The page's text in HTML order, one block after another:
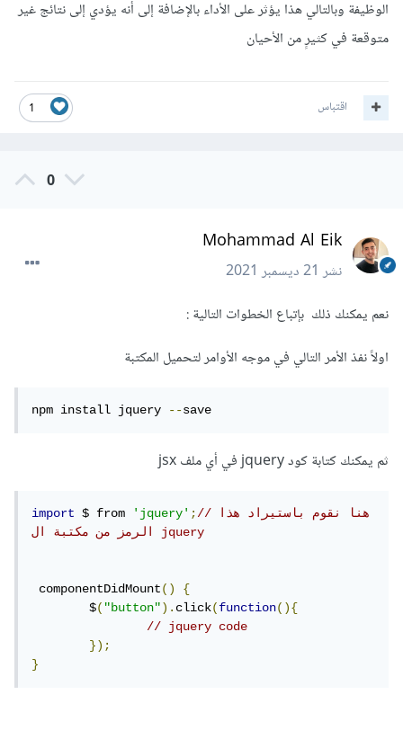
الوظيفة وبالتالي هذا يؤثر على الأداء بالإضافة إلى أنه يؤدي إلى نتائج غير
متوقعة في كثيرٍ من الأحيان
1 اقتباس
0
Mohammad Al Eik
نشر21 ديسمبر 2021
نعم يمكنك ذلك بإتباع الخطوات التالية :
اولاً نفذ الأمر التالي في موجه الأوامر لتحميل المكتبة
npm install jquery --save
ثم يمكنك كتابة كود jquery في أي ملف jsx
import $ from 'jquery';//هنا نقوم باستيراد هذا
الرمز من مكتبة ال jquery
componentDidMount()
{
	$
("button").click(function(){
// jquery code
});
}